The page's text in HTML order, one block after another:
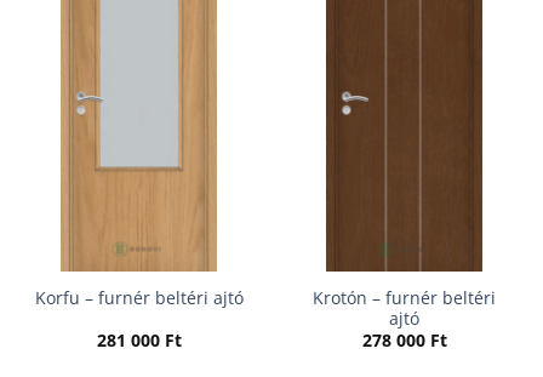
Korfu – furnér beltéri ajtó
281 000 Ft
Krotón – furnér beltéri
ajtó
278 000 Ft